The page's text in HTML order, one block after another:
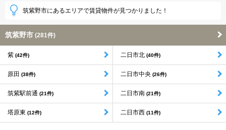
筑紫野市にあるエリアで賃貸物件が見つかりました！
筑紫野市 (281件)
紫 (42件) 二日市北 (40件)
原田 (38件) 二日市中央 (26件)
筑紫駅前通 (21件) 二日市南 (21件)
塔原東 (12件) 二日市西 (11件)